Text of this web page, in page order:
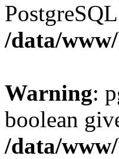
/data/
Warning:
boolean
/data/